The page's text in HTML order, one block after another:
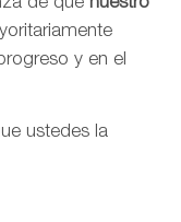
y en el
ustedes la